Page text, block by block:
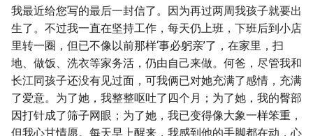
我最近给您写的最后一封信了。因为再过两周我孩子就要出
生了。不过我一直在坚持工作，每天仍上班，下班后到小店
里转一圈，但已不像以前那样‘事必躬亲’了，在家里，扫
地、做饭、洗衣等家务活，仍由自己来做。何爸，尽管我和
长江同孩子还没有见过面，可我俩已对她充满了感情，充满
了爱意。为了她，我整整呕吐了四个月；为了她，我的臀部
因打针成了筛子网眼；为了她，我已变得像大象一样笨重，
但我心甘情愿。每天早上醒来，我感到他的手脚都在动，心